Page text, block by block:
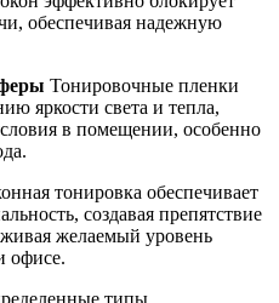
обеспечивая надежную
Тонировочные пленки
яркости света и тепла,
в помещении, особенно
тонировка обеспечивает
создавая препятствие
желаемый уровень
офисе.